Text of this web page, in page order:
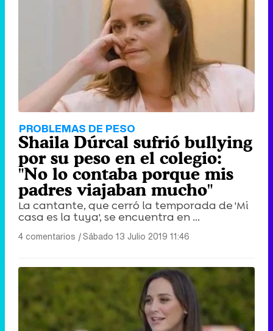
PROBLEMAS DE PESO
Shaila Dúrcal sufrió bullying
por su peso en el colegio:
"No lo contaba porque mis
padres viajaban mucho"
La cantante, que cerró la temporada de 'Mi
casa es la tuya', se encuentra en ...
4 comentarios |Sábado 13 Julio 2019 11:46